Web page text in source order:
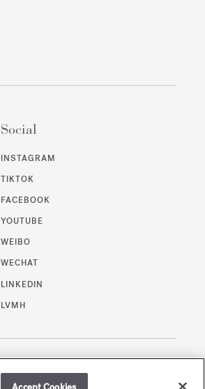
Social
INSTAGRAM
TIKTOK
FACEBOOK
YOUTUBE
WEIBO
WECHAT
LINKEDIN
LVMH